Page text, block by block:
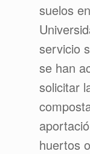
suelos
servicio
se han
solicitar
huertos